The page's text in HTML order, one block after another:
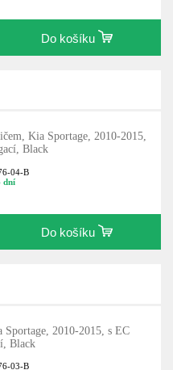
Do košíku
Kia Sportage, 2010-2015,
Black
04-B
dní
Do košíku
2010-2015, s EC
Black
03-B